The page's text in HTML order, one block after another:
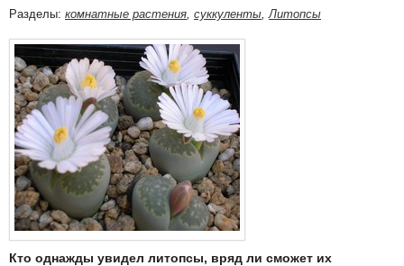
Разделы: комнатные растения, суккуленты,Литопсы
Кто однажды увидел литопсы, вряд ли сможет их